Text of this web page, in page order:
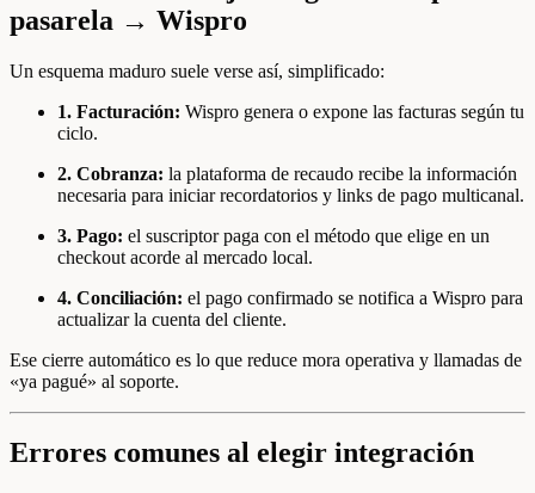
pasarela → Wispro
Un esquema maduro suele verse así, simplificado:
1. Facturación: Wispro genera o expone las facturas según tu
ciclo.
2. Cobranza: la plataforma de recaudo recibe la información
necesaria para iniciar recordatorios y links de pago multicanal.
3. Pago: el suscriptor paga con el método que elige en un
checkout acorde al mercado local.
4. Conciliación: el pago confirmado se notifica a Wispro para
actualizar la cuenta del cliente.
Ese cierre automático es lo que reduce mora operativa y llamadas de
«ya pagué» al soporte.
Errores comunes al elegir integración